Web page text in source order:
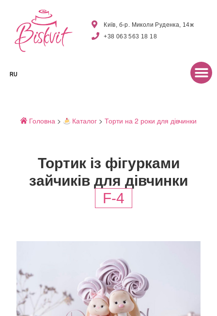
Київ, б-р. Миколи Руденка, 14ж
+38 063 563 18 18
RU
Головна> Каталог >Торти на 2 роки для дівчинки
Тортик із фігурками
зайчиків для дівчинки
F-4